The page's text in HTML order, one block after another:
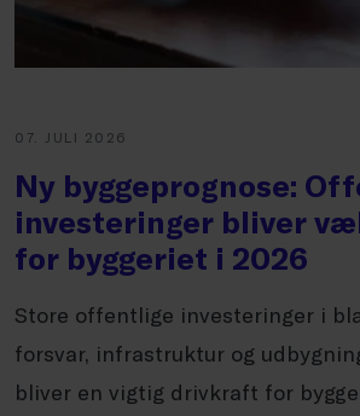
07. JULI 2026
Ny byggeprognose:
investeringer bliver
for byggeriet i 2026
Store offentlige investeringer i
forsvar, infrastruktur og
bliver en vigtig drivkraft for